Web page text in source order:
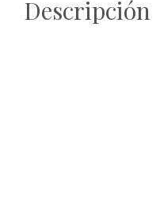
Descripción